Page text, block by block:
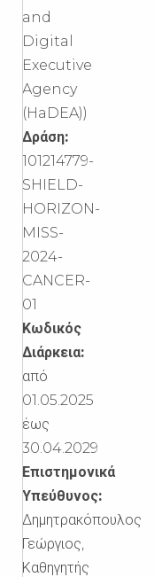
and
Digital
Executive
Agency
(HaDEA))
Δράση:
101214779-
SHIELD-
HORIZON-
MISS-
2024-
CANCER-
01
Κωδικός
Διάρκεια:
από
01.05.2025
έως
30.04.2029
Επιστημονικά
Υπεύθυνος:
Δημητρακόπουλος
Γεώργιος,
Καθηγητής